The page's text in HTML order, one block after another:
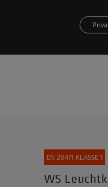
EN 20471 KLASSE 1
WS